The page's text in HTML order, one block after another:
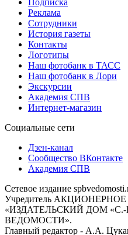
Подписка
Реклама
Сотрудники
История газеты
Контакты
Логотипы
Наш фотобанк в ТАСС
Наш фотобанк в Лори
Экскурсии
Академия СПВ
Интернет-магазин
Социальные сети
Дзен-канал
Сообщество ВКонтакте
Академия СПВ
Сетевое издание
Учредитель
«ИЗДАТЕЛЬСКИЙ ДОМ
ВЕДОМОСТИ».
Главный редактор - А.А.